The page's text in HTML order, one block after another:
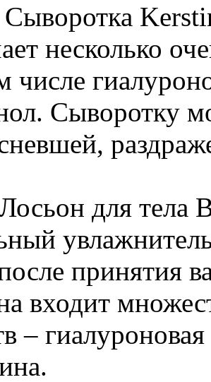
несколько
числе
Сыворотку
для тела
принятия
входит
–